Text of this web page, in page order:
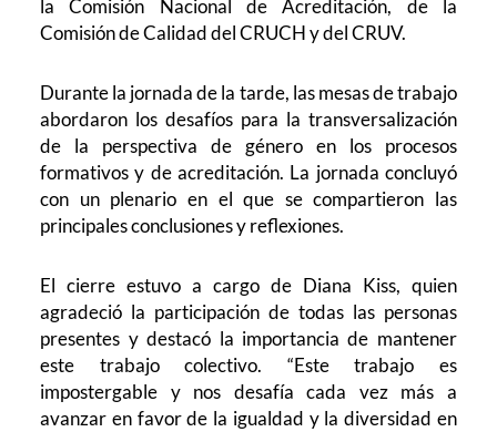
la Comisión Nacional de Acreditación, de la
Comisión de Calidad del CRUCH y del CRUV.
Durante la jornada de la tarde, las mesas de trabajo
abordaron los desafíos para la transversalización
de la perspectiva de género en los procesos
formativos y de acreditación. La jornada concluyó
con un plenario en el que se compartieron las
principales conclusiones y reflexiones.
El cierre estuvo a cargo de Diana Kiss, quien
agradeció la participación de todas las personas
presentes y destacó la importancia de mantener
este trabajo colectivo. “Este trabajo es
impostergable y nos desafía cada vez más a
avanzar en favor de la igualdad y la diversidad en